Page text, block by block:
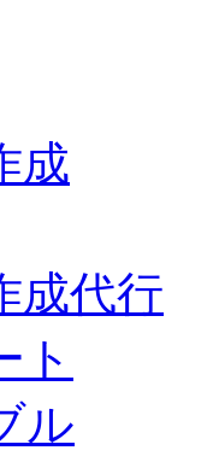
成
成代行
ト
ル